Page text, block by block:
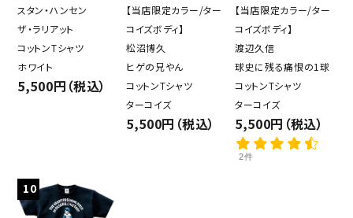
スタン・ハンセン
ザ・ラリアット
コットンTシャツ
ホワイト
5,500円（税込）
【当店限定カラー/ター
コイズボディ】
松沼博久
ヒゲの兄やん
コットンTシャツ
ターコイズ
5,500円（税込）
【当店限定カラー/ター
コイズボディ】
渡辺久信
球史に残る痛恨の1球
コットンTシャツ
ターコイズ
5,500円（税込）
2件
10